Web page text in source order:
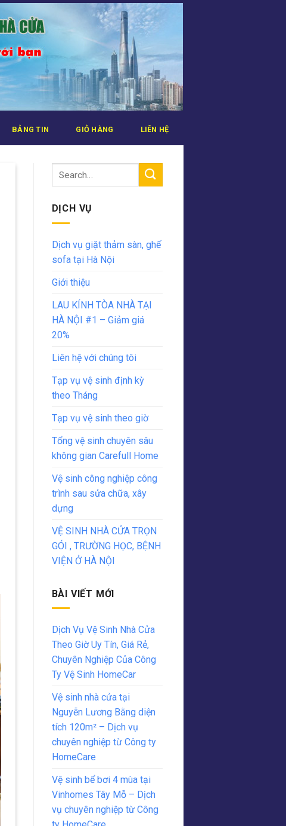
BẢNG TIN GIỎ HÀNG LIÊN HỆ
DỊCH VỤ
Dịch vụ giặt thảm sàn, ghế
sofa tại Hà Nội
Giới thiệu
LAU KÍNH TÒA NHÀ TẠI
HÀ NỘI #1 – Giảm giá
20%
Liên hệ với chúng tôi
Tạp vụ vệ sinh định kỳ
theo Tháng
Tạp vụ vệ sinh theo giờ
Tổng vệ sinh chuyên sâu
không gian Carefull Home
Vệ sinh công nghiệp công
trình sau sửa chữa, xây
dựng
VỆ SINH NHÀ CỬA TRỌN
GÓI , TRƯỜNG HỌC, BỆNH
VIỆN Ở HÀ NỘI
BÀI VIẾT MỚI
Dịch Vụ Vệ Sinh Nhà Cửa
Theo Giờ Uy Tín, Giá Rẻ,
Chuyên Nghiệp Của Công
Ty Vệ Sinh HomeCar
Vệ sinh nhà cửa tại
Nguyễn Lương Bằng diện
tích 120m² – Dịch vụ
chuyên nghiệp từ Công ty
HomeCare
Vệ sinh bể bơi 4 mùa tại
Vinhomes Tây Mỗ – Dịch
vụ chuyên nghiệp từ Công